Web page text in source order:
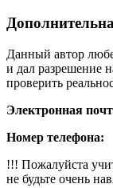
Данный автор
и дал разрешение
проверить
Электронная
Номер телефона:
!!! Пожалуйста
не будьте очень